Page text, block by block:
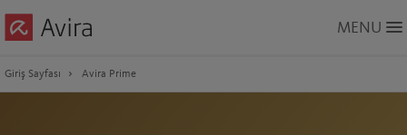
to
Content
MENU
Giriş Sayfası Avira Prime